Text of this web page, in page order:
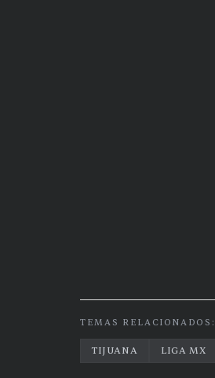
TEMAS RELACIONADOS:
TIJUANA LIGA MX